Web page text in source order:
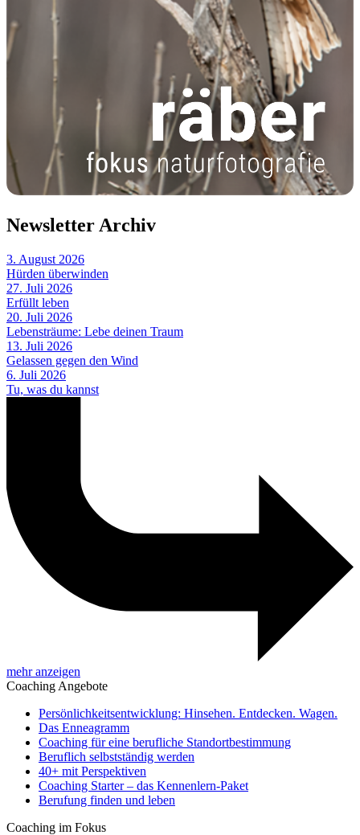
Newsletter Archiv
3. August 2026
Hürden überwinden
27. Juli 2026
Erfüllt leben
20. Juli 2026
Lebensträume: Lebe deinen Traum
13. Juli 2026
Gelassen gegen den Wind
6. Juli 2026
Tu, was du kannst
mehr anzeigen
Coaching Angebote
Persönlichkeitsentwicklung: Hinsehen. Entdecken. Wagen.
Das Enneagramm
Coaching für eine berufliche Standortbestimmung
Beruflich selbstständig werden
40+ mit Perspektiven
Coaching Starter – das Kennenlern-Paket
Berufung finden und leben
Coaching im Fokus